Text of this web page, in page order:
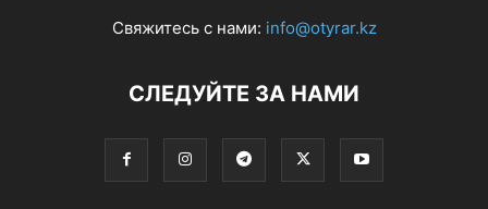
Свяжитесь с нами: info@otyrar.kz
СЛЕДУЙТЕ ЗА НАМИ